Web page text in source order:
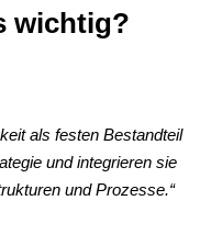
wichtig?
als festen Bestandteil
und integrieren sie
und Prozesse.“